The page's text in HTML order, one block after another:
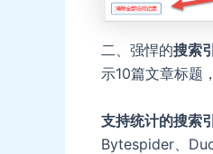
二、强悍的搜索
示10篇文章标题
支持统计的搜索
Bytespider、